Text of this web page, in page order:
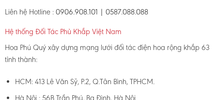
Liên hệ Hotline : 0906.908.101 | 0587.088.088
Hệ thống Đối Tác Phủ Khắp Việt Nam
Hoa Phú Quý xây dựng mạng lưới đối tác điện hoa rộng khắp 63
tỉnh thành:
HCM: 413 Lê Văn Sỹ, P.2, Q.Tân Bình, TPHCM.
Hà Nội : 56B Trần Phú, Ba Đình, Hà Nội.